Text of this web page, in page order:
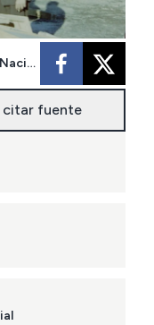
Observatorio Astronómico Nacional
citar fuente